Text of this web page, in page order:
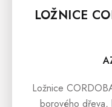
LOŽNICE
Ložnice
borového dřeva,